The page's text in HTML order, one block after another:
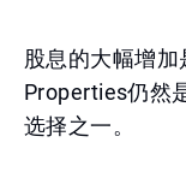
股息的大幅增
Properties仍然
选择之一。